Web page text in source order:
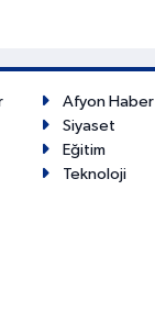
Afyon Haber
Siyaset
Eğitim
Teknoloji